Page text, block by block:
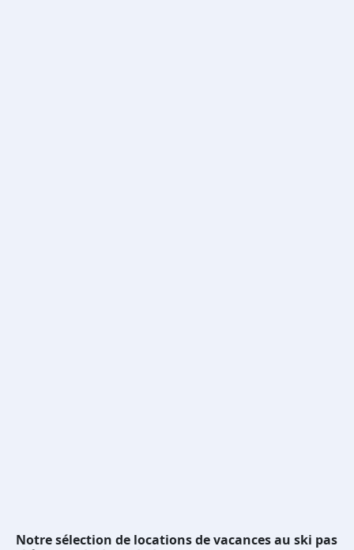
Notre sélection de locations de vacances au ski pas